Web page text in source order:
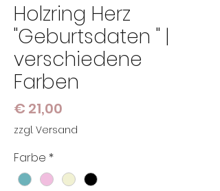
Holzring Herz
"Geburtsdaten " |
verschiedene
Farben
€ 21,00
zzgl. Versand
Farbe *